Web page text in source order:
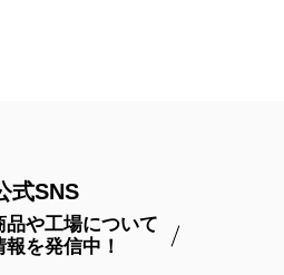
式SNS
品や工場について
を発信中！